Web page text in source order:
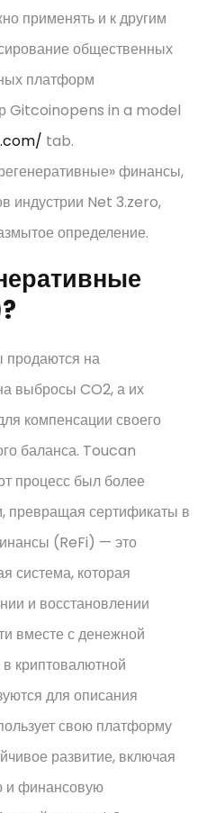
применять и к другим
общественных
платформ
Gitcoinopens in a model
tab.
финансы,
индустрии Net 3.zero,
определение.
продаются на
выбросы CO2, а их
компенсации своего
баланса. Toucan
процесс был более
сертификаты в
(ReFi) — это
система, которая
и восстановлении
вместе с денежной
криптовалютной
для описания
свою платформу
развитие, включая
и финансовую